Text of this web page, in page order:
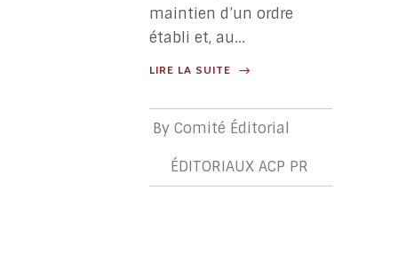
maintien d’un ordre
établi et, au...
LIRE LA SUITE
By Comité Éditorial
ÉDITORIAUX ACP PR